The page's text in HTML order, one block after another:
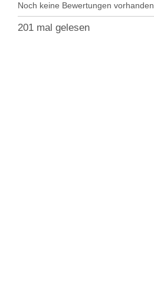
Noch keine Bewertungen vorhanden
201 mal gelesen